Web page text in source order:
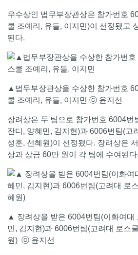
우수상인 법무부장관상은 참가번호
쿨 조예리, 유들, 이지민)이 선정됐고
된다.
▲법무부장관상을 수상한 참가번호
쿨 조예리, 유들, 이지민 ⓒ 윤지선
장려상은 두 팀으로 참가번호 6004번
잔디, 양혜민, 김지현)과 6006번팀(고
성훈, 선혜원)이 선정됐다. 장려상은
상과 상금 60만 원이 각 팀에 수여된다.
▲ 장려상을 받은 6004번팀(이화여대
민, 김지현)과 6006번팀(고려대 로스
원) ⓒ 윤지선